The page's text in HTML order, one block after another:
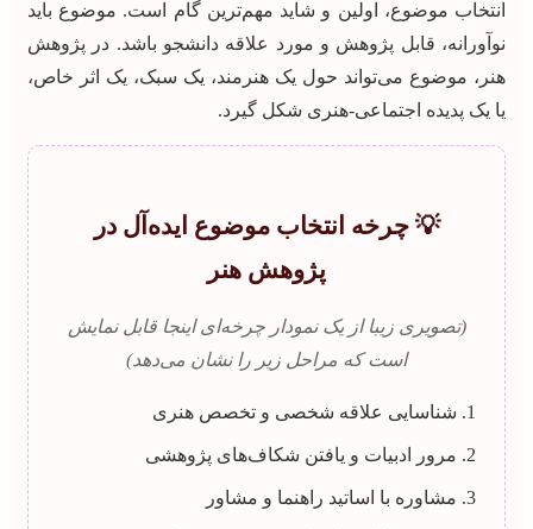
انتخاب موضوع، اولین و شاید مهم‌ترین گام است. موضوع باید
نوآورانه، قابل پژوهش و مورد علاقه دانشجو باشد. در پژوهش
هنر، موضوع می‌تواند حول یک هنرمند، یک سبک، یک اثر خاص،
یا یک پدیده اجتماعی-هنری شکل گیرد.
💡 چرخه انتخاب موضوع ایده‌آل در
پژوهش هنر
(تصویری زیبا از یک نمودار چرخه‌ای اینجا قابل نمایش
است که مراحل زیر را نشان می‌دهد)
شناسایی علاقه شخصی و تخصص هنری
مرور ادبیات و یافتن شکاف‌های پژوهشی
مشاوره با اساتید راهنما و مشاور